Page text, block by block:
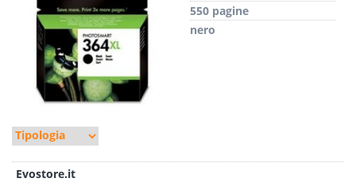
550 pagine
nero
Evostore.it